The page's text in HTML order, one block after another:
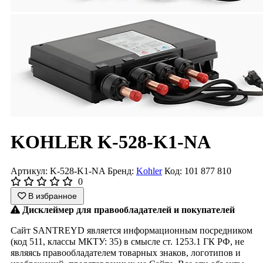
KOHLER K-528-K1-NA
Артикул: K-528-K1-NA Бренд: Kohler Код: 101 877 810
0
В избранное
Дисклеймер для правообладателей и покупателей
Сайт SANTREYD является информационным посредником
(код 511, классы МКТУ: 35) в смысле ст. 1253.1 ГК РФ, не
являясь правообладателем товарных знаков, логотипов и